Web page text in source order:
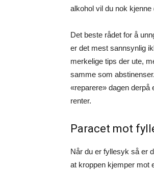
alkohol vil du nok
Det beste rådet for å
er det mest sannsynlig
merkelige tips der ute,
samme som
«reparere» dagen derpå
renter.
Paracet mot
Når du er fyllesyk så er
at kroppen kjemper mot